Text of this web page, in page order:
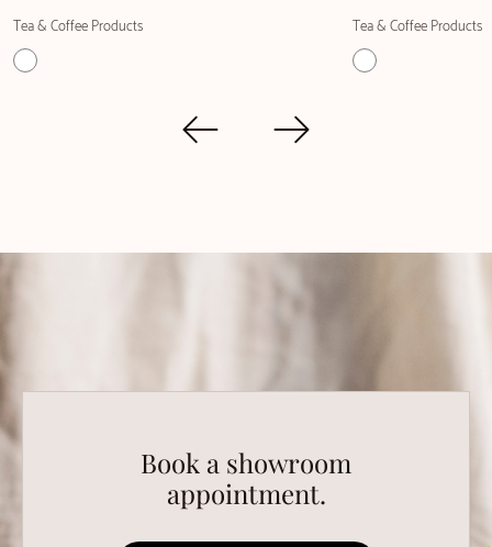
Tea & Coffee Products Tea & Coffee Products
Book a showroom
appointment.